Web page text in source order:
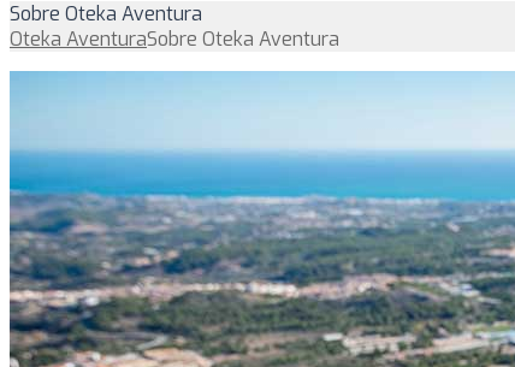
Sobre Oteka Aventura
Oteka AventuraSobre Oteka Aventura